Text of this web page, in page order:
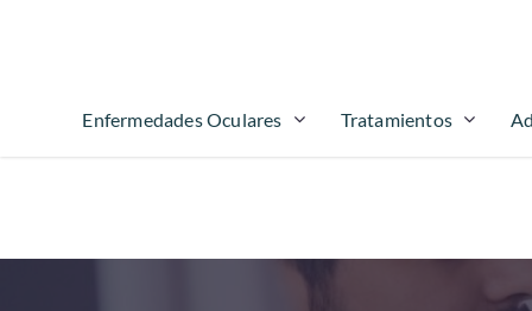
Enfermedades Oculares Tratamientos